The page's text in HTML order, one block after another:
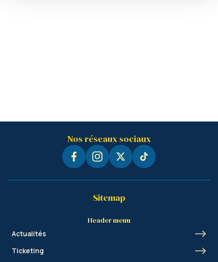
Nos réseaux sociaux
Sitemap
Header menu
Actualités
Ticketing